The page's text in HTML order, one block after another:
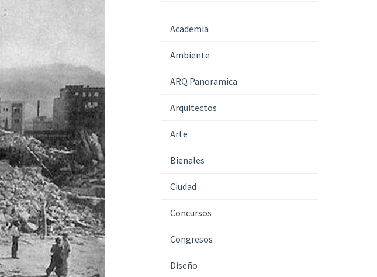
Academia
Ambiente
ARQ Panoramica
Arquitectos
Arte
Bienales
Ciudad
Concursos
Congresos
Diseño